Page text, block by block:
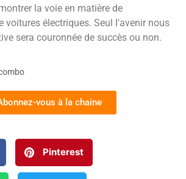
la voie en matière de
voitures électriques. Seul l'avenir nous
sera couronnée de succès ou non.
vous à la chaine
Pinterest